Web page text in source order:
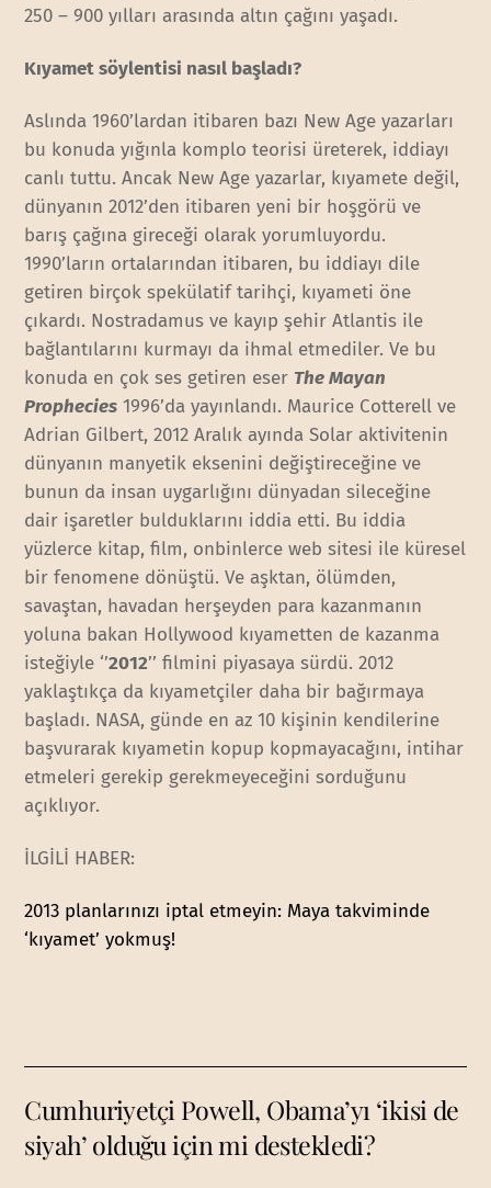
250 – 900 yılları arasında altın çağını yaşadı.
Kıyamet söylentisi nasıl başladı?
Aslında 1960’lardan itibaren bazı New Age yazarları
bu konuda yığınla komplo teorisi üreterek, iddiayı
canlı tuttu. Ancak New Age yazarlar, kıyamete değil,
dünyanın 2012’den itibaren yeni bir hoşgörü ve
barış çağına gireceği olarak yorumluyordu.
1990’ların ortalarından itibaren, bu iddiayı dile
getiren birçok spekülatif tarihçi, kıyameti öne
çıkardı. Nostradamus ve kayıp şehir Atlantis ile
bağlantılarını kurmayı da ihmal etmediler. Ve bu
konuda en çok ses getiren eser The Mayan
Prophecies 1996’da yayınlandı. Maurice Cotterell ve
Adrian Gilbert, 2012 Aralık ayında Solar aktivitenin
dünyanın manyetik eksenini değiştireceğine ve
bunun da insan uygarlığını dünyadan sileceğine
dair işaretler bulduklarını iddia etti. Bu iddia
yüzlerce kitap, film, onbinlerce web sitesi ile küresel
bir fenomene dönüştü. Ve aşktan, ölümden,
savaştan, havadan herşeyden para kazanmanın
yoluna bakan Hollywood kıyametten de kazanma
isteğiyle ‘’2012’’ filmini piyasaya sürdü. 2012
yaklaştıkça da kıyametçiler daha bir bağırmaya
başladı. NASA, günde en az 10 kişinin kendilerine
başvurarak kıyametin kopup kopmayacağını, intihar
etmeleri gerekip gerekmeyeceğini sorduğunu
açıklıyor.
İLGİLİ HABER:
2013 planlarınızı iptal etmeyin: Maya takviminde
‘kıyamet’ yokmuş!
Cumhuriyetçi Powell, Obama’yı ‘ikisi de
siyah’ olduğu için mi destekledi?